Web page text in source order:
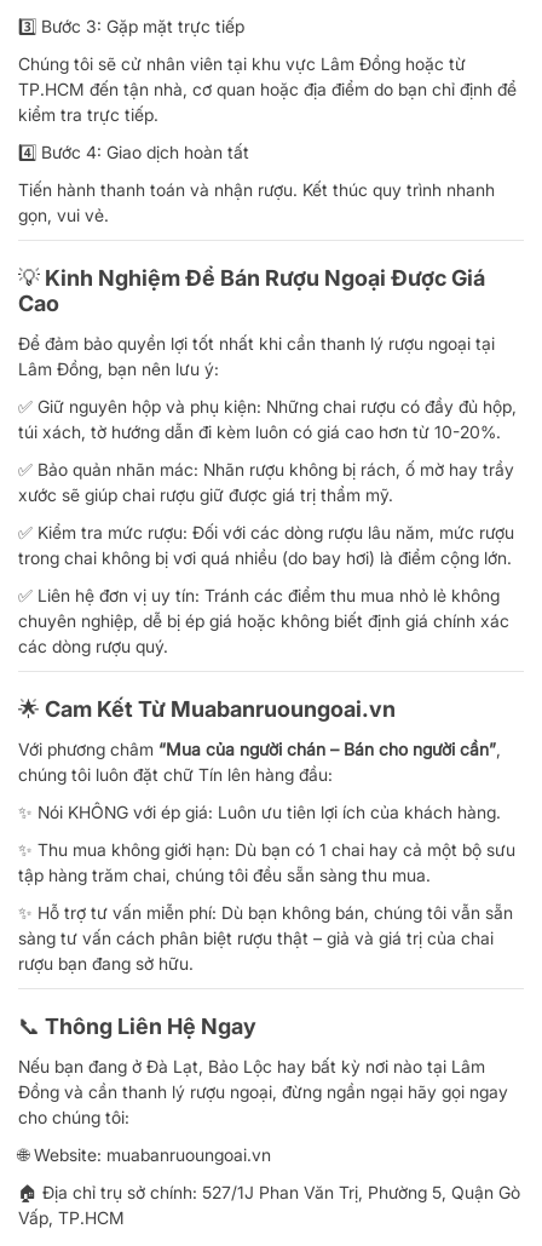
3️⃣ Bước 3: Gặp mặt trực tiếp
Chúng tôi sẽ cử nhân viên tại khu vực Lâm Đồng hoặc từ
TP.HCM đến tận nhà, cơ quan hoặc địa điểm do bạn chỉ định để
kiểm tra trực tiếp.
4️⃣ Bước 4: Giao dịch hoàn tất
Tiến hành thanh toán và nhận rượu. Kết thúc quy trình nhanh
gọn, vui vẻ.
💡 Kinh Nghiệm Để Bán Rượu Ngoại Được Giá
Cao
Để đảm bảo quyền lợi tốt nhất khi cần thanh lý rượu ngoại tại
Lâm Đồng, bạn nên lưu ý:
✅ Giữ nguyên hộp và phụ kiện: Những chai rượu có đầy đủ hộp,
túi xách, tờ hướng dẫn đi kèm luôn có giá cao hơn từ 10-20%.
✅ Bảo quản nhãn mác: Nhãn rượu không bị rách, ố mờ hay trầy
xước sẽ giúp chai rượu giữ được giá trị thẩm mỹ.
✅ Kiểm tra mức rượu: Đối với các dòng rượu lâu năm, mức rượu
trong chai không bị vơi quá nhiều (do bay hơi) là điểm cộng lớn.
✅ Liên hệ đơn vị uy tín: Tránh các điểm thu mua nhỏ lẻ không
chuyên nghiệp, dễ bị ép giá hoặc không biết định giá chính xác
các dòng rượu quý.
🌟 Cam Kết Từ Muabanruoungoai.vn
Với phương châm “Mua của người chán – Bán cho người cần”,
chúng tôi luôn đặt chữ Tín lên hàng đầu:
✨ Nói KHÔNG với ép giá: Luôn ưu tiên lợi ích của khách hàng.
✨ Thu mua không giới hạn: Dù bạn có 1 chai hay cả một bộ sưu
tập hàng trăm chai, chúng tôi đều sẵn sàng thu mua.
✨ Hỗ trợ tư vấn miễn phí: Dù bạn không bán, chúng tôi vẫn sẵn
sàng tư vấn cách phân biệt rượu thật – giả và giá trị của chai
rượu bạn đang sở hữu.
📞 Thông Liên Hệ Ngay
Nếu bạn đang ở Đà Lạt, Bảo Lộc hay bất kỳ nơi nào tại Lâm
Đồng và cần thanh lý rượu ngoại, đừng ngần ngại hãy gọi ngay
cho chúng tôi:
🌐 Website: muabanruoungoai.vn
🏠 Địa chỉ trụ sở chính: 527/1J Phan Văn Trị, Phường 5, Quận Gò
Vấp, TP.HCM